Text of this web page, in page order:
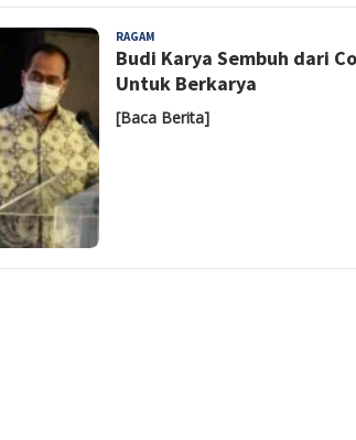
RAGAM
Sulastri
Budi Karya Sembuh dari
Untuk Berkarya
[Baca Berita]